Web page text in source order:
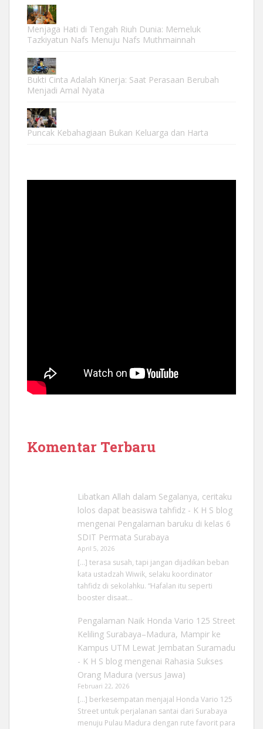
Menjaga Hati di Tengah Riuh Dunia: Memeluk
Tazkiyatun Nafs Menuju Nafs Muthmainnah
Bukti Cinta Adalah Kinerja: Saat Perasaan Berubah
Menjadi Amal Nyata
Puncak Kebahagiaan Bukan Keluarga dan Harta
Komentar Terbaru
Libatkan Allah dalam Segalanya, ceritaku
lolos dapat beasiswa tahfidz - K H S blog
mengenai Pengalaman baruku di kelas 6
SDIT Permata Surabaya
April 5, 2026
[…] terasa susah, tapi jangan dijadikan beban
kata ustadzah Wiwik, selaku koordinator
tahfidz di sekolahku. “Hafalan itu seperti
booster disaat…
Pengalaman Naik Honda Vario 125 Street
Keliling Surabaya–Madura, Mampir ke
Kampus UTM Lewat Jembatan Suramadu
- K H S blogmengenai Rahasia Sukses
Orang Madura (versus Jawa)
Februari 22, 2026
[…] berkesempatan menjajal Honda Vario 125
Street untuk perjalanan santai dari Surabaya
menuju Pulau Madura dengan rute favorit para